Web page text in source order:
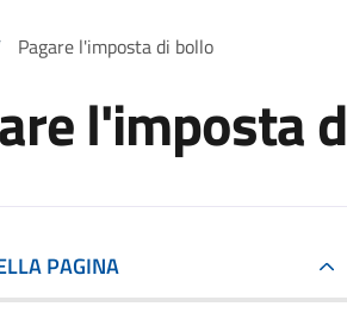
di pane
Pagare l'imposta di bollo
l'imposta
PAGINA